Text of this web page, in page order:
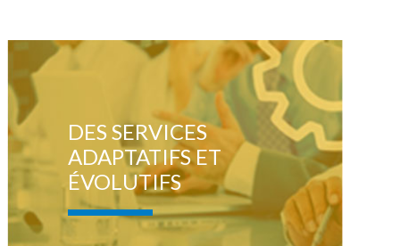
DES SERVICES
ADAPTATIFS ET
ÉVOLUTIFS